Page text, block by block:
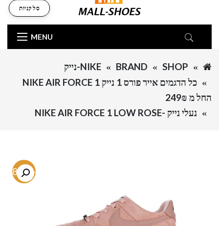
MENU
סל קניות
SHOP
BRAND
NIKE-נייק
כל הדגמים אייר פורס 1 נייק NIKE AIR FORCE 1
החל מ 249₪
נעלי נייק -NIKE AIR FORCE 1 LOW ROSE
-48.8%